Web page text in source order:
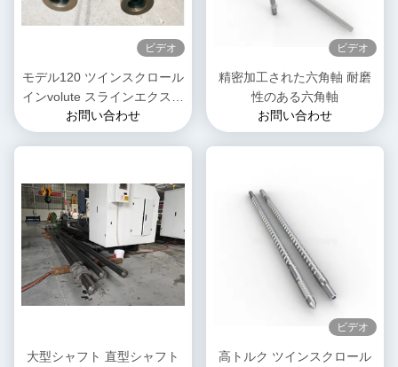
ビデオ
モデル120 ツインスクロール
インvolute スラインエクスト
ルーダーシャフト ペットフ
ードの複合用
お問い合わせ
ビデオ
精密加工された六角軸 耐磨
性のある六角軸
お問い合わせ
大型シャフト 直型シャフト
ビデオ
高トルク ツインスクロール